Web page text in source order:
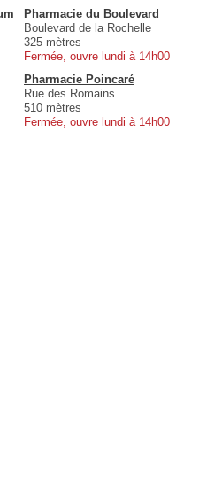
Pharmacie du Boulevard
Boulevard de la Rochelle
325 mètres
Fermée, ouvre lundi à 14h00
Pharmacie Poincaré
Rue des Romains
510 mètres
Fermée, ouvre lundi à 14h00